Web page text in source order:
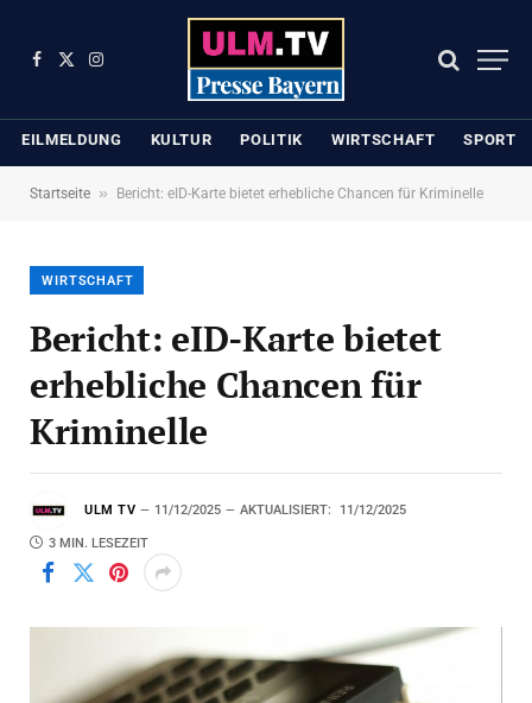
Facebook
X
Instagram
EILMELDUNG KULTUR POLITIK WIRTSCHAFT SPORT
Startseite » Bericht: eID-Karte bietet erhebliche Chancen für Kriminelle
WIRTSCHAFT
Bericht: eID-Karte bietet
erhebliche Chancen für
Kriminelle
ULM TV 11/12/2025 AKTUALISIERT: 11/12/2025
3 MIN. LESEZEIT